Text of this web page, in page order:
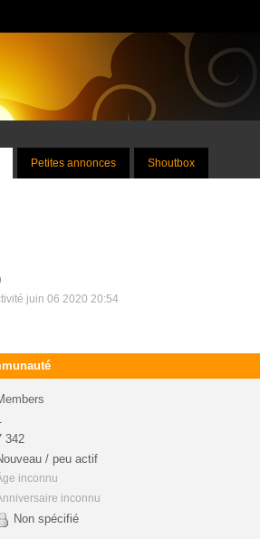
Petites annonces Shoutbox
juin 06 2020 20:54
342
/ peu actif
inconnu
inconnu
Non spécifié